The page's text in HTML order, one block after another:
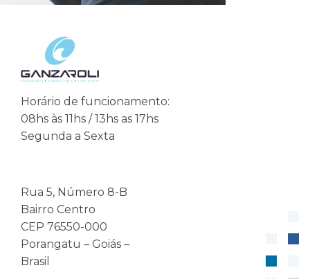
Horário de funcionamento:
08hs às 11hs / 13hs as 17hs
Segunda a Sexta
Rua 5, Número 8-B
Bairro Centro
CEP 76550-000
Porangatu – Goiás –
Brasil